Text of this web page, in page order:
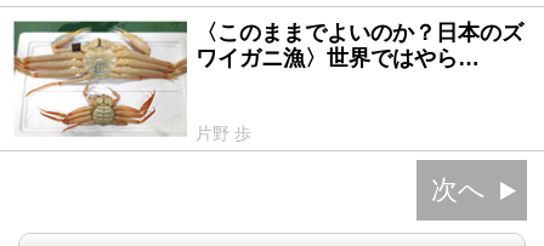
2024/11/13
〈このままでよいのか？日本のズ
ワイガニ漁〉世界ではやら…
片野 歩
次へ